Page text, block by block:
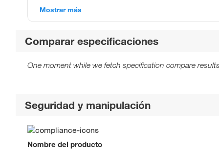
Mostrar más
Comparar especificaciones
One moment while we fetch specification compare
Seguridad y manipulación
Nombre del producto